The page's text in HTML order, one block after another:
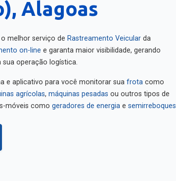
Alagoas
melhor serviço de Rastreamento Veicular da
on-line e garanta maior visibilidade, gerando
sua operação logística.
e aplicativo para você monitorar sua frota como
agrícolas máquinas pesadas ou outros tipos de
móveis como geradores de energia e semirreboques